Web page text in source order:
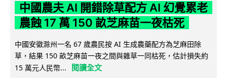
中國農夫 AI 開錯除草配方 AI 幻覺累老
農蝕 17 萬 150 畝芝麻苗一夜枯死
中國安徽滁州一名 67 歲農民按 AI 生成農藥配方為芝麻田除
草，結果 150 畝芝麻苗一夜之間與雜草一同枯死，估計損失約
15 萬元人民幣...
閱讀全文